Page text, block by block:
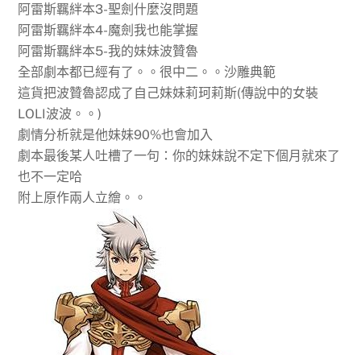
阿雷斯羈絆本3-聖劍什麼沒問題
阿雷斯羈絆本4-魔劍我也能掌握
阿雷斯羈絆本5-我的妹妹波贊魯
全部劇本都已經有了。。很中二。。沙雕典範
這貨把波贊魯認成了自己妹妹莉珂莉斯(傳說中的女裝
LOLI波波。。)
劇情分析就是他妹妹90%也會加入
劇本最後某人吐槽了一句：你的妹妹說不定下個月就來了
也不一定哈
附上原作兩人立繪。。